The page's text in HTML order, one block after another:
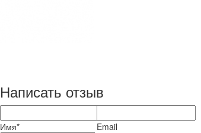
Написать отзыв
Имя* Email